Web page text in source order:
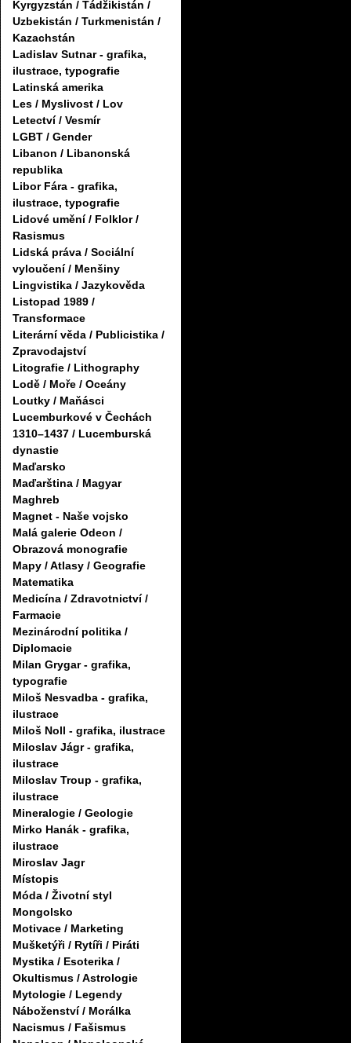
Kyrgyzstán / Tádžikistán /
Uzbekistán / Turkmenistán /
Kazachstán
Ladislav Sutnar - grafika,
ilustrace, typografie
Latinská amerika
Les / Myslivost / Lov
Letectví / Vesmír
LGBT / Gender
Libanon / Libanonská
republika
Libor Fára - grafika,
ilustrace, typografie
Lidové umění / Folklor /
Rasismus
Lidská práva / Sociální
vyloučení / Menšiny
Lingvistika / Jazykověda
Listopad 1989 /
Transformace
Literární věda / Publicistika /
Zpravodajství
Litografie / Lithography
Lodě / Moře / Oceány
Loutky / Maňásci
Lucemburkové v Čechách
1310–1437 / Lucemburská
dynastie
Maďarsko
Maďarština / Magyar
Maghreb
Magnet - Naše vojsko
Malá galerie Odeon /
Obrazová monografie
Mapy / Atlasy / Geografie
Matematika
Medicína / Zdravotnictví /
Farmacie
Mezinárodní politika /
Diplomacie
Milan Grygar - grafika,
typografie
Miloš Nesvadba - grafika,
ilustrace
Miloš Noll - grafika, ilustrace
Miloslav Jágr - grafika,
ilustrace
Miloslav Troup - grafika,
ilustrace
Mineralogie / Geologie
Mirko Hanák - grafika,
ilustrace
Miroslav Jagr
Místopis
Móda / Životní styl
Mongolsko
Motivace / Marketing
Mušketýři / Rytíři / Piráti
Mystika / Esoterika /
Okultismus / Astrologie
Mytologie / Legendy
Náboženství / Morálka
Nacismus / Fašismus